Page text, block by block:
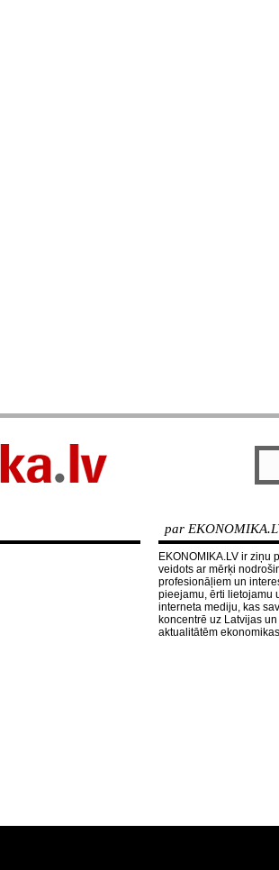
par
EKONOMIKA.LV ir ziņu
veidots ar mērķi
profesionāļiem un
pieejamu, ērti lietojamu
interneta mediju, kas
koncentrē uz Latvijas
aktualitātēm